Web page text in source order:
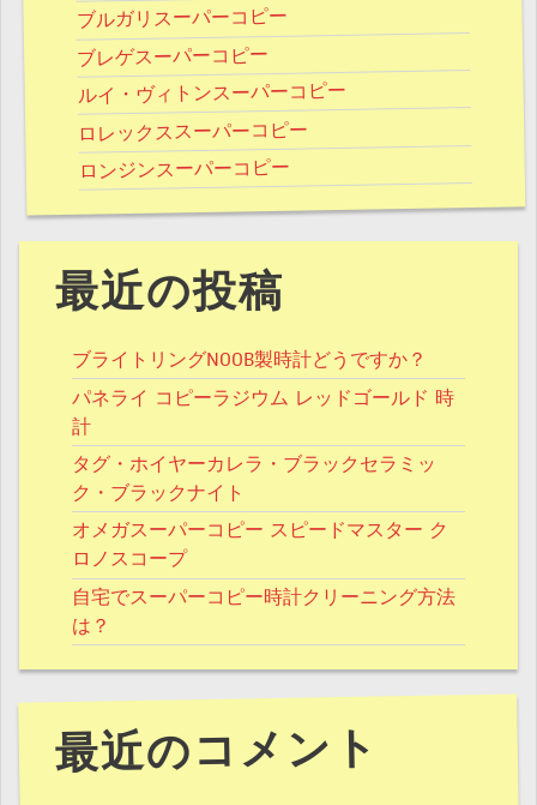
ブルガリスーパーコピー
ブレゲスーパーコピー
ルイ・ヴィトンスーパーコピー
ロレックススーパーコピー
ロンジンスーパーコピー
最近の投稿
ブライトリングNOOB製時計どうですか？
パネライ コピーラジウム レッドゴールド 時
計
タグ・ホイヤーカレラ・ブラックセラミッ
ク・ブラックナイト
オメガスーパーコピー スピードマスター ク
ロノスコープ
自宅でスーパーコピー時計クリーニング方法
は？
最近のコメント